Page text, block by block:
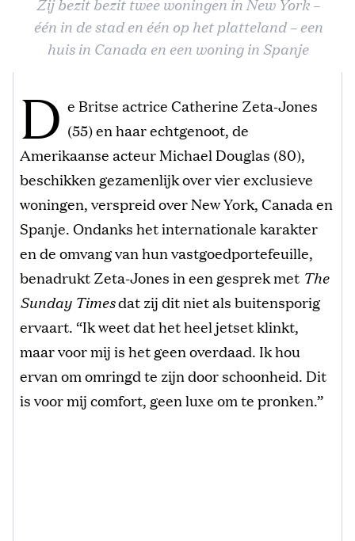
één in de stad en één op het platteland – een
huis in Canada en een woning in Spanje
D e Britse actrice Catherine Zeta-Jones
(55) en haar echtgenoot, de
Amerikaanse acteur Michael Douglas (80),
beschikken gezamenlijk over vier exclusieve
woningen, verspreid over New York, Canada en
Spanje. Ondanks het internationale karakter
en de omvang van hun vastgoedportefeuille,
benadrukt Zeta-Jones in een gesprek met The
Sunday Timesdat zij dit niet als buitensporig
ervaart. “Ik weet dat het heel jetset klinkt,
maar voor mij is het geen overdaad. Ik hou
ervan om omringd te zijn door schoonheid. Dit
is voor mij comfort, geen luxe om te pronken.”